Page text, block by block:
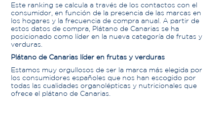
Este ranking se calcula a través de los contactos con el
consumidor, en función de la presencia de las marcas en
los hogares y la frecuencia de compra anual. A partir de
estos datos de compra, Plátano de Canarias se ha
posicionado como líder en la nueva categoría de frutas y
verduras.
Plátano de Canarias líder en frutas y verduras
Estamos muy orgullosos de ser la marca más elegida por
los consumidores españoles que nos han escogido por
todas las cualidades organolépticas y nutricionales que
ofrece el plátano de Canarias.